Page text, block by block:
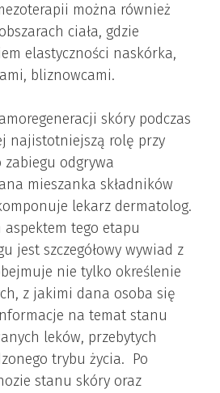
można również
ciała, gdzie
elastyczności naskórka,
bliznowcami.
skóry podczas
najistotniejszą rolę przy
odgrywa
mieszanka składników
lekarz dermatolog.
aspektem tego etapu
jest szczegółowy wywiad z
nie tylko określenie
z jakimi dana osoba się
na temat stanu
leków, przebytych
trybu życia. Po
stanu skóry oraz